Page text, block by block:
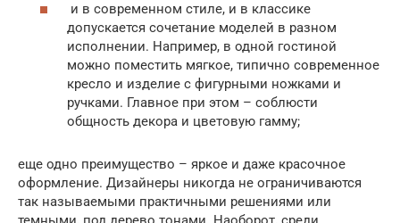
и в современном стиле, и в классике
допускается сочетание моделей в разном
исполнении. Например, в одной гостиной
можно поместить мягкое, типично современное
кресло и изделие с фигурными ножками и
ручками. Главное при этом – соблюсти
общность декора и цветовую гамму;
еще одно преимущество – яркое и даже красочное
оформление. Дизайнеры никогда не ограничиваются
так называемыми практичными решениями или